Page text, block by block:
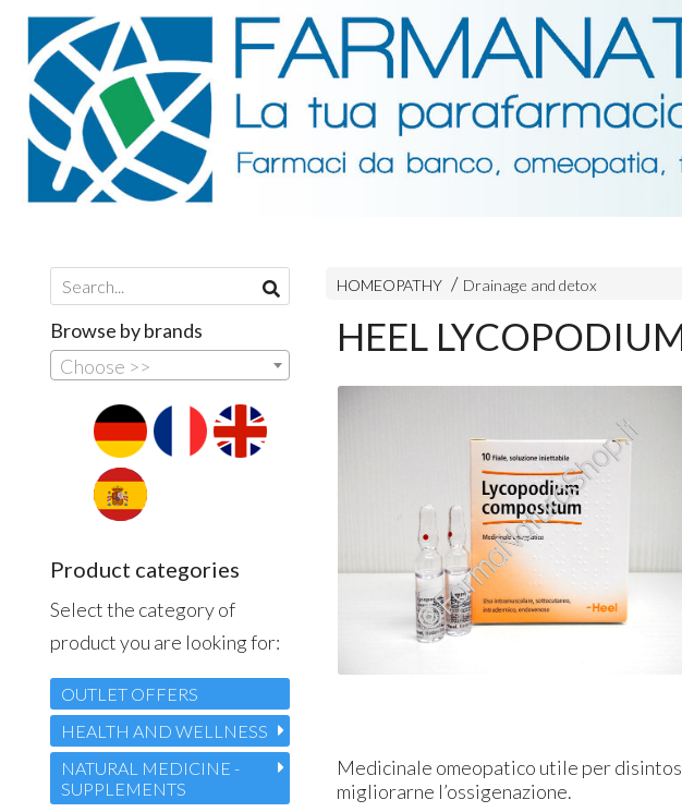
HOMEOPATHY Drainage and detox
HEEL
Medicinale omeopatico utile per
migliorarne l’ossigenazione.
Browse by brands
Choose >>
Product categories
Select the category of
product you are looking for:
OUTLET OFFERS
HEALTH AND WELLNESS
NATURAL MEDICINE -
SUPPLEMENTS